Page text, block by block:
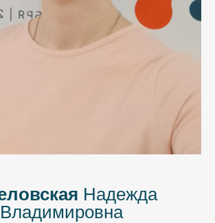
Надежда
Владимировна